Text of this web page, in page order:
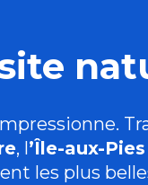
, ’Île-aux-Pies
les plus